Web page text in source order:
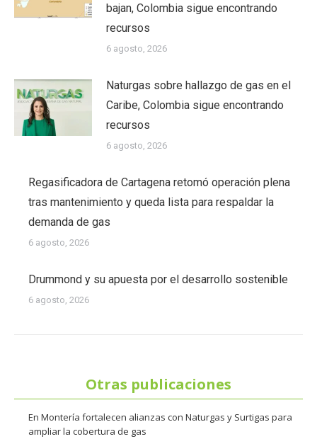
bajan, Colombia sigue encontrando
recursos
6 agosto, 2026
Naturgas sobre hallazgo de gas en el
Caribe, Colombia sigue encontrando
recursos
6 agosto, 2026
Regasificadora de Cartagena retomó operación plena
tras mantenimiento y queda lista para respaldar la
demanda de gas
6 agosto, 2026
Drummond y su apuesta por el desarrollo sostenible
6 agosto, 2026
Otras publicaciones
En Montería fortalecen alianzas con Naturgas y Surtigas para
ampliar la cobertura de gas